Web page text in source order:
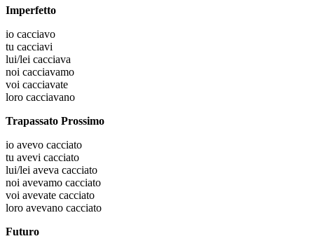
Imperfetto
io cacciavo
tu cacciavi
lui/lei cacciava
noi cacciavamo
voi cacciavate
loro cacciavano
Trapassato Prossimo
io avevo cacciato
tu avevi cacciato
lui/lei aveva cacciato
noi avevamo cacciato
voi avevate cacciato
loro avevano cacciato
Futuro